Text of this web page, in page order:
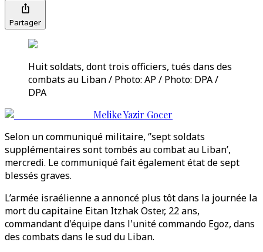
Partager
Huit soldats, dont trois officiers, tués dans des
combats au Liban / Photo: AP / Photo: DPA /
DPA
Melike Yazir Gocer
Selon un communiqué militaire, ‘’sept soldats
supplémentaires sont tombés au combat au Liban’,
mercredi. Le communiqué fait également état de sept
blessés graves.
L’armée israélienne a annoncé plus tôt dans la journée la
mort du capitaine Eitan Itzhak Oster, 22 ans,
commandant d'équipe dans l'unité commando Egoz, dans
des combats dans le sud du Liban.